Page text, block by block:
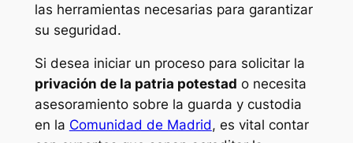
las herramientas necesarias para garantizar
su seguridad.
Si desea iniciar un proceso para solicitar la
privación de la patria potestad o necesita
asesoramiento sobre la guarda y custodia
en la Comunidad de Madrid, es vital contar